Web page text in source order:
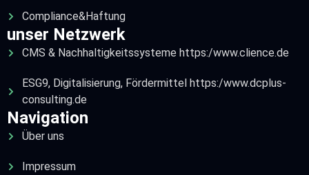
Compliance&Haftung
unser Netzwerk
CMS & Nachhaltigkeitssysteme https:/www.clience.de
ESG9, Digitalisierung, Fördermittel https:/www.dcplus-
consulting.de
Navigation
Über uns
Impressum